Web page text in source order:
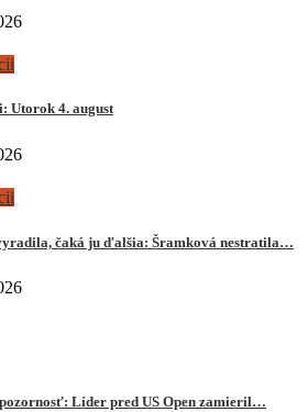
Utorok 4. august
čaká ju ďalšia: Šramková nestratila…
Líder pred US Open zamieril…